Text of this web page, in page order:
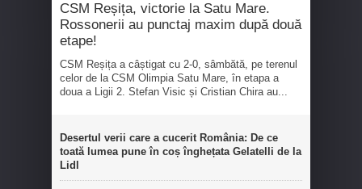
CSM Reșița, victorie la Satu Mare.
Rossonerii au punctaj maxim după două
etape!
CSM Reșița a câștigat cu 2-0, sâmbătă, pe terenul
celor de la CSM Olimpia Satu Mare, în etapa a
doua a Ligii 2. Stefan Visic și Cristian Chira au...
Desertul verii care a cucerit România: De ce
toată lumea pune în coș înghețata Gelatelli de la
Lidl